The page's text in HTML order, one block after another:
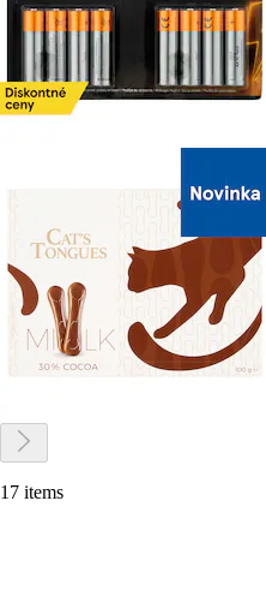
17 items